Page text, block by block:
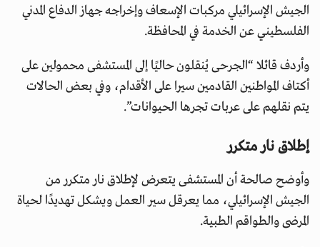
الجيش الإسرائيلي مركبات الإسعاف وإخراجه جهاز الدفاع المدني
الفلسطيني عن الخدمة في المحافظة.
وأردف قائلا “الجرحى يُنقلون حاليًا إلى المستشفى محمولين على
أكتاف المواطنين القادمين سيرا على الأقدام، وفي بعض الحالات
يتم نقلهم على عربات تجرها الحيوانات”.
إطلاق نار متكرر
وأوضح صالحة أن المستشفى يتعرض لإطلاق نار متكرر من
الجيش الإسرائيلي، مما يعرقل سير العمل ويشكل تهديدًا لحياة
المرضى والطواقم الطبية.